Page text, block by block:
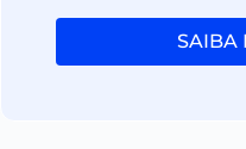
SAIBA